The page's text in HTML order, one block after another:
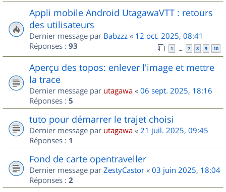
Appli mobile Android UtagawaVTT : retours
des utilisateurs
Dernier message par Babzzz « 12 oct. 2025, 08:41
Réponses : 93 1 … 7 8 9 10
Aperçu des topos: enlever l'image et mettre
la trace
Dernier message par utagawa « 06 sept. 2025, 18:16
Réponses : 5
tuto pour démarrer le trajet choisi
Dernier message par utagawa « 21 juil. 2025, 09:45
Réponses : 1
Fond de carte opentraveller
Dernier message par ZestyCastor « 03 juin 2025, 18:04
Réponses : 2